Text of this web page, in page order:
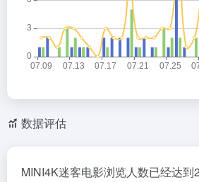
数据评估
MINI4K迷客电影浏览人数已经达到